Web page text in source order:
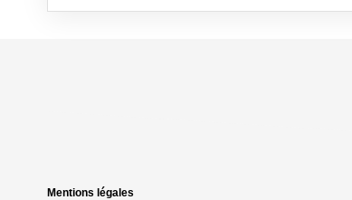
Mentions légales